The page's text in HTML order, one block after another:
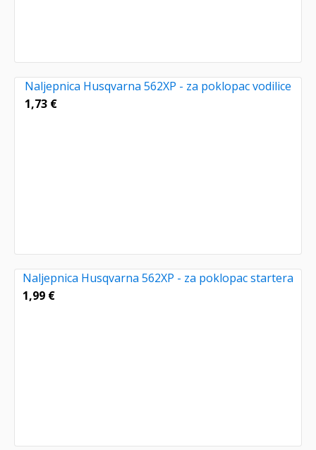
Naljepnica Husqvarna 562XP - za poklopac vodilice
1,73 €
Naljepnica Husqvarna 562XP - za poklopac startera
1,99 €